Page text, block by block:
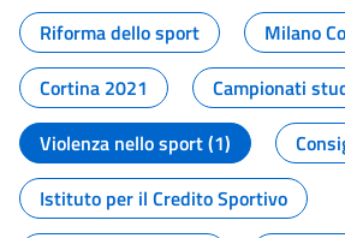
Riforma dello sport
Milano
Cortina 2021
Campionati
Violenza nello sport (1)
Istituto per il Credito Sportivo